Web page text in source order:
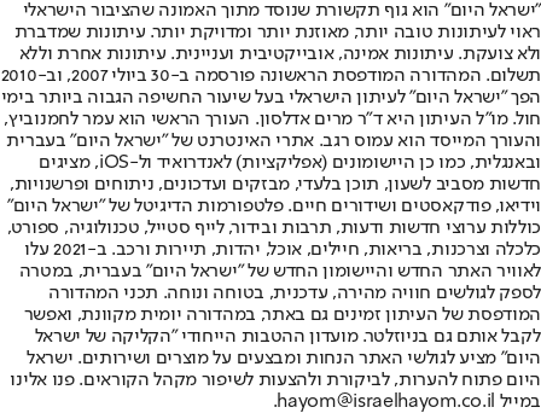
"ישראל היום" הוא גוף תקשורת שנוסד מתוך האמונה שהציבור הישראלי
ראוי לעיתונות טובה יותר, מאוזנת יותר ומדויקת יותר. עיתונות שמדברת
ולא צועקת. עיתונות אמינה, אובייקטיבית ועניינית. עיתונות אחרת וללא
תשלום. המהדורה המודפסת הראשונה פורסמה ב-30 ביולי 2007, וב-2010
הפך "ישראל היום" לעיתון הישראלי בעל שיעור החשיפה הגבוה ביותר בימי
חול. מו"ל העיתון היא ד"ר מרים אדלסון. העורך הראשי הוא עמר לחמנוביץ,
והעורך המייסד הוא עמוס רגב. אתרי האינטרנט של "ישראל היום" בעברית
ובאנגלית, כמו כן היישומונים (אפליקציות) לאנדרואיד ול-iOS, מציגים
חדשות מסביב לשעון, תוכן בלעדי, מבזקים ועדכונים, ניתוחים ופרשנויות,
וידיאו, פודקאסטים ושידורים חיים. פלטפורמות הדיגיטל של "ישראל היום"
כוללות ערוצי חדשות ודעות, תרבות ובידור, לייף סטייל, טכנולוגיה, ספורט,
כלכלה וצרכנות, בריאות, חיילים, אוכל, יהדות, תיירות ורכב. ב-2021 עלו
לאוויר האתר החדש והיישומון החדש של "ישראל היום" בעברית, במטרה
לספק לגולשים חוויה מהירה, עדכנית, בטוחה ונוחה. תכני המהדורה
המודפסת של העיתון זמינים גם באתר, במהדורה יומית מקוונת, ואפשר
לקבל אותם גם בניוזלטר. מועדון ההטבות הייחודי "הקליקה של ישראל
היום" מציע לגולשי האתר הנחות ומבצעים על מוצרים ושירותים. ישראל
היום פתוח להערות, לביקורת ולהצעות לשיפור מקהל הקוראים. פנו אלינו
במייל hayom@israelhayom.co.il.